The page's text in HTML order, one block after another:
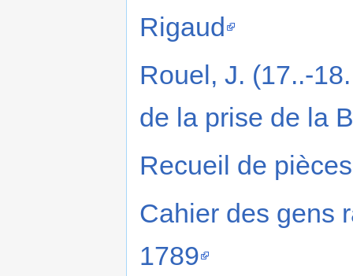
Rigaud
Rouel, J. (17..-
de la prise de la
Recueil de
Cahier des gens
1789